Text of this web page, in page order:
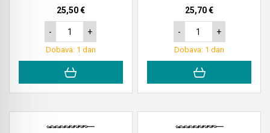
25,50 €
- +
Dobava: 1 dan
25,70 €
- +
Dobava: 1 dan